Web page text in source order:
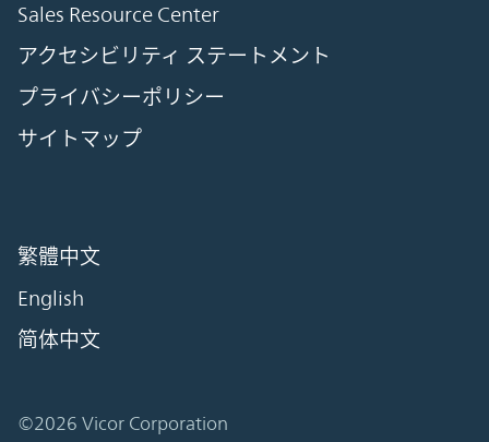
Sales Resource Center
アクセシビリティ ステートメント
プライバシーポリシー
サイトマップ
繁體中文
English
简体中文
©2026 Vicor Corporation